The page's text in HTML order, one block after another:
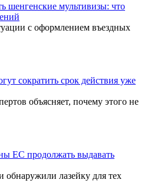
шенгенские мультивизы: что
с оформлением въездных
сократить срок действия уже
объясняет, почему этого не
ЕС продолжать выдавать
лазейку для тех